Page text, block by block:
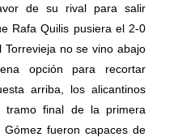
de su rival para salir
Rafa Quilis pusiera el 2-0
no se vino abajo
opción para recortar
arriba, los alicantinos
tramo final de la primera
fueron capaces de